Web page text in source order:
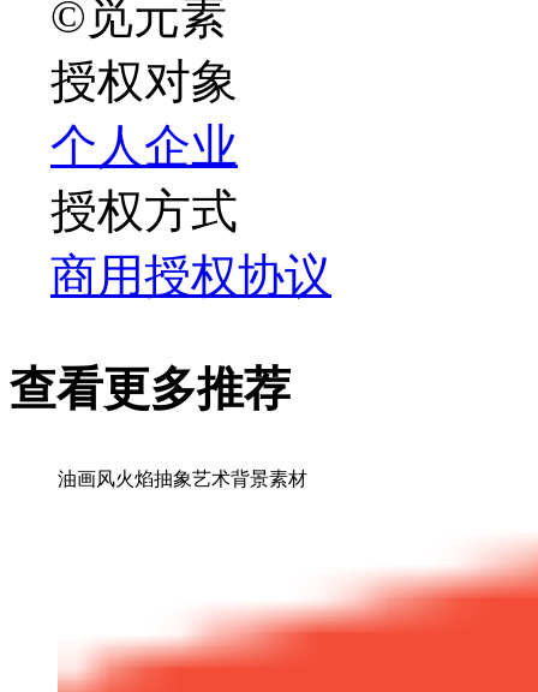
©觅元素
授权对象
个人企业
授权方式
商用授权协议
查看更多推荐
油画风火焰抽象艺术背景素材